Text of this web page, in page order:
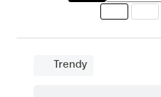
Trendy